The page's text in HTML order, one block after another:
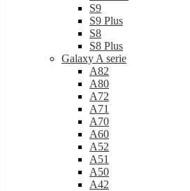
S9
S9 Plus
S8
S8 Plus
Galaxy A serie
A82
A80
A72
A71
A70
A60
A52
A51
A50
A42